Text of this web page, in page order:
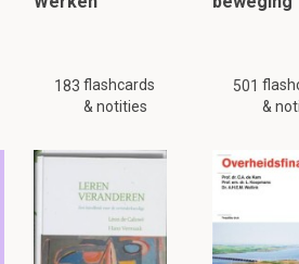
183 flashcards
& notities
501
&